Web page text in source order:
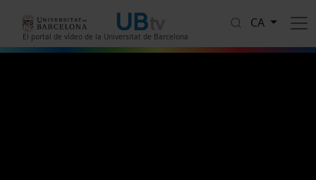
El portal de vídeo de la Universitat de Barcelona
CA